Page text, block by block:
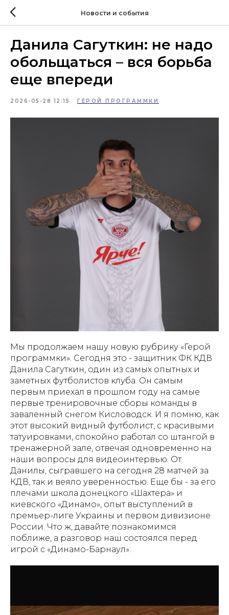
Новости и события
Данила Сагуткин: не надо
обольщаться – вся борьба
еще впереди
2026-05-28 12:15 ГЕРОЙ ПРОГРАММКИ
Мы продолжаем нашу новую рубрику «Герой
программки». Сегодня это - защитник ФК КДВ
Данила Сагуткин, один из самых опытных и
заметных футболистов клуба. Он самым
первым приехал в прошлом году на самые
первые тренировочные сборы команды в
заваленный снегом Кисловодск. И я помню, как
этот высокий видный футболист, с красивыми
татуировками, спокойно работал со штангой в
тренажерной зале, отвечая одновременно на
наши вопросы для видеоинтервью. От
Данилы, сыгравшего на сегодня 28 матчей за
КДВ, так и веяло уверенностью. Еще бы - за его
плечами школа донецкого «Шахтера» и
киевского «Динамо», опыт выступлений в
премьер-лиге Украины и первом дивизионе
России. Что ж, давайте познакомимся
поближе, а разговор наш состоялся перед
игрой с «Динамо-Барнаул»: